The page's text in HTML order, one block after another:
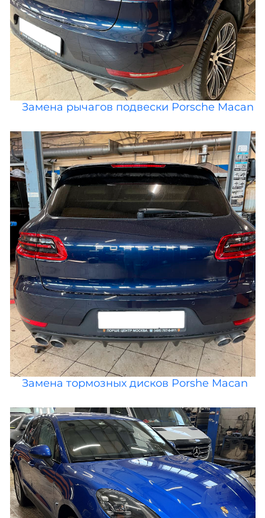
Замена рычагов подвески Porsche Macan
Замена тормозных дисков Porshe Macan